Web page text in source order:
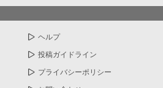
ヘルプ
投稿ガイドライン
プライバシーポリシー